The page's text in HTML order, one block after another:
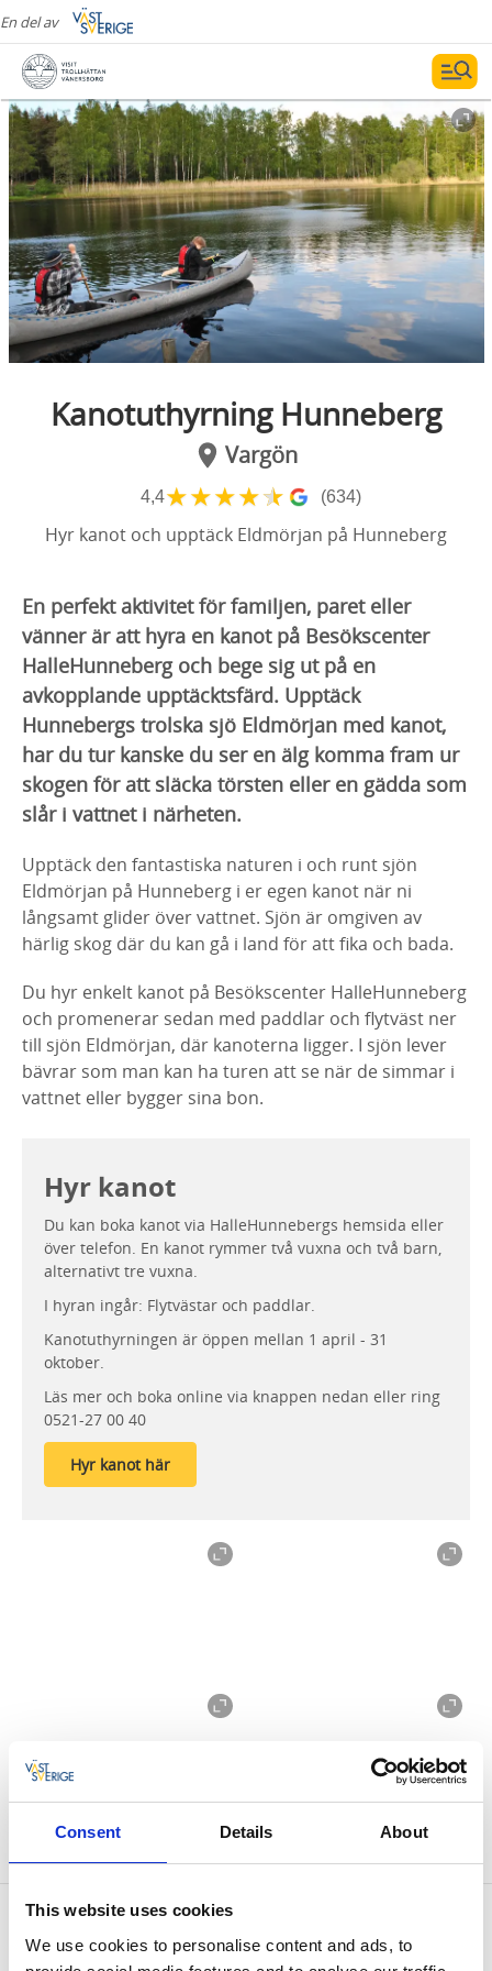
Consent Details About
This website uses cookies
We use cookies to personalise content and ads, to
En del av
Kanotuthyrning Hunneberg
Vargön
4,4★★★★★ (634)
Hyr kanot och upptäck Eldmörjan på Hunneberg
En perfekt aktivitet för familjen, paret eller
vänner är att hyra en kanot på Besökscenter
HalleHunneberg och bege sig ut på en
avkopplande upptäcktsfärd. Upptäck
Hunnebergs trolska sjö Eldmörjan med kanot,
har du tur kanske du ser en älg komma fram ur
skogen för att släcka törsten eller en gädda som
slår i vattnet i närheten.
Upptäck den fantastiska naturen i och runt sjön
Eldmörjan på Hunneberg i er egen kanot när ni
långsamt glider över vattnet. Sjön är omgiven av
härlig skog där du kan gå i land för att fika och bada.
Du hyr enkelt kanot på Besökscenter HalleHunneberg
och promenerar sedan med paddlar och flytväst ner
till sjön Eldmörjan, där kanoterna ligger. I sjön lever
bävrar som man kan ha turen att se när de simmar i
vattnet eller bygger sina bon.
Hyr kanot
Du kan boka kanot via HalleHunnebergs hemsida eller
över telefon. En kanot rymmer två vuxna och två barn,
alternativt tre vuxna.
I hyran ingår: Flytvästar och paddlar.
Kanotuthyrningen är öppen mellan 1 april - 31
oktober.
Läs mer och boka online via knappen nedan eller ring
0521-27 00 40
Hyr kanot här
Kontaktinformation
Halle- & Hunneberg